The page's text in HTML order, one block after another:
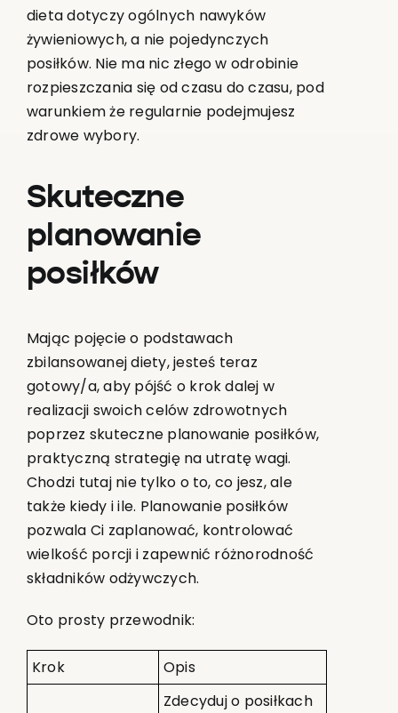
dieta dotyczy ogólnych nawyków
żywieniowych, a nie pojedynczych
posiłków. Nie ma nic złego w odrobinie
rozpieszczania się od czasu do czasu, pod
warunkiem że regularnie podejmujesz
zdrowe wybory.
Skuteczne
planowanie
posiłków
Mając pojęcie o podstawach
zbilansowanej diety, jesteś teraz
gotowy/a, aby pójść o krok dalej w
realizacji swoich celów zdrowotnych
poprzez skuteczne planowanie posiłków,
praktyczną strategię na utratę wagi.
Chodzi tutaj nie tylko o to, co jesz, ale
także kiedy i ile. Planowanie posiłków
pozwala Ci zaplanować, kontrolować
wielkość porcji i zapewnić różnorodność
składników odżywczych.
Oto prosty przewodnik:
Krok Opis
Zdecyduj o posiłkach